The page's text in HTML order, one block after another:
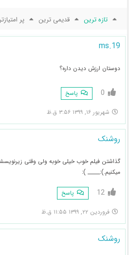
تازه ترین قدیمی ترین پر
ms.19
دوستان ارزش دیدن داره؟
0 پاسخ
شهریور ۱۶, ۱۳۹۹ ۳:۵۶ ق.ظ
روشنک
گذاشتن فیلم خوب خیلی خوبه ولی وقتی
میکنیم.):_____ ):
12 پاسخ
فروردین ۲۲, ۱۳۹۹ ۱۱:۵۵ ق.ظ
روشنک